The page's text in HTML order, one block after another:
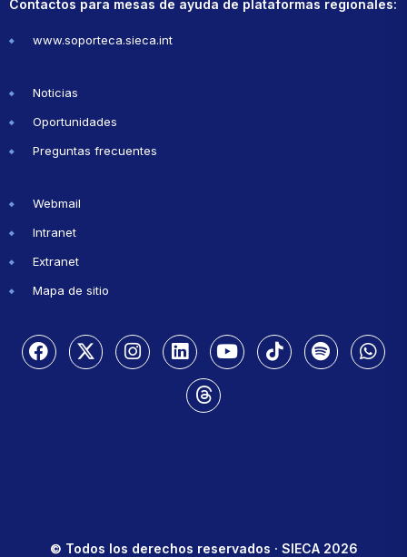
Contactos para mesas de ayuda de plataformas regionales:
www.soporteca.sieca.int
Noticias
Oportunidades
Preguntas frecuentes
Webmail
Intranet
Extranet
Mapa de sitio
© Todos los derechos reservados · SIECA 2026